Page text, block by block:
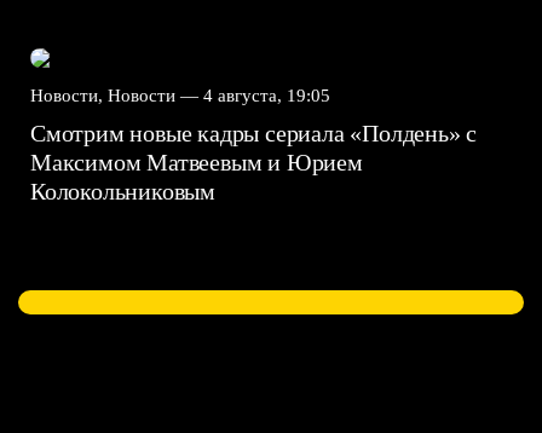
Новости, Новости — 4 августа, 19:05
Смотрим новые кадры сериала «Полдень» с
Максимом Матвеевым и Юрием
Колокольниковым